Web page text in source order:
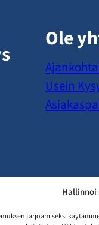
Hallinnoi
tarjoamiseksi
Ole
Usein